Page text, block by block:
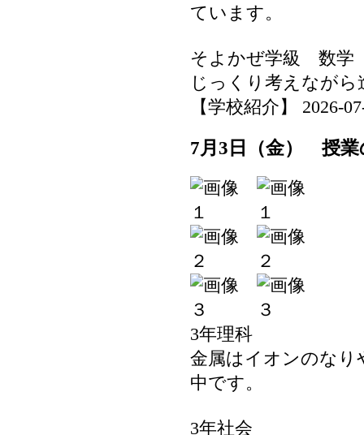
ています。
そよかぜ学級 数学
じっくり考えなが
【学校紹介】 2026-
7月3日（金） 授業
3年理科
金属はイオンのな
中です。
3年社会